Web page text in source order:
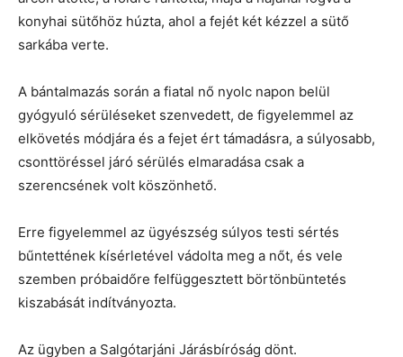
konyhai sütőhöz húzta, ahol a fejét két kézzel a sütő
sarkába verte.
A bántalmazás során a fiatal nő nyolc napon belül
gyógyuló sérüléseket szenvedett, de figyelemmel az
elkövetés módjára és a fejet ért támadásra, a súlyosabb,
csonttöréssel járó sérülés elmaradása csak a
szerencsének volt köszönhető.
Erre figyelemmel az ügyészség súlyos testi sértés
bűntettének kísérletével vádolta meg a nőt, és vele
szemben próbaidőre felfüggesztett börtönbüntetés
kiszabását indítványozta.
Az ügyben a Salgótarjáni Járásbíróság dönt.